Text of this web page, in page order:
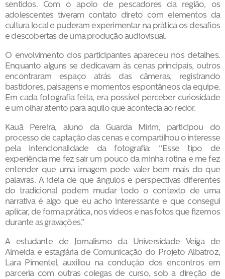
sentidos. Com o apoio de pescadores da região, os
adolescentes tiveram contato direto com elementos da
cultura local e puderam experimentar na prática os desafios
e descobertas de uma produção audiovisual.
O envolvimento dos participantes apareceu nos detalhes.
Enquanto alguns se dedicavam às cenas principais, outros
encontraram espaço atrás das câmeras, registrando
bastidores, paisagens e momentos espontâneos da equipe.
Em cada fotografia feita, era possível perceber curiosidade
e um olhar atento para aquilo que acontecia ao redor.
Kauã Pereira, aluno da Guarda Mirim, participou do
processo de captação das cenas e compartilhou o interesse
pela intencionalidade da fotografia: “Esse tipo de
experiência me fez sair um pouco da minha rotina e me fez
entender que uma imagem pode valer bem mais do que
palavras. A ideia de que ângulos e perspectivas diferentes
do tradicional podem mudar todo o contexto de uma
narrativa é algo que eu acho interessante e que consegui
aplicar, de forma prática, nos vídeos e nas fotos que fizemos
durante as gravações.”
A estudante de Jornalismo da Universidade Veiga de
Almeida e estagiária de Comunicação do Projeto Albatroz,
Lara Pimentel, auxiliou na condução dos encontros em
parceria com outras colegas de curso, sob a direção de